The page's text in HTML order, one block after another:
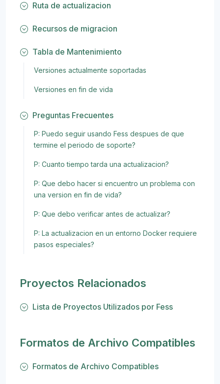
Ruta de actualizacion
Recursos de migracion
Tabla de Mantenimiento
Versiones actualmente soportadas
Versiones en fin de vida
Preguntas Frecuentes
P: Puedo seguir usando Fess despues de que
termine el periodo de soporte?
P: Cuanto tiempo tarda una actualizacion?
P: Que debo hacer si encuentro un problema con
una version en fin de vida?
P: Que debo verificar antes de actualizar?
P: La actualizacion en un entorno Docker requiere
pasos especiales?
Proyectos Relacionados
Lista de Proyectos Utilizados por Fess
Formatos de Archivo Compatibles
Formatos de Archivo Compatibles